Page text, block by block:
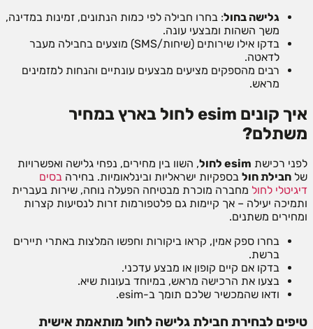
גלישה בחול: בחרו חבילה לפי כמות הנתונים, זמינות במדינה,
משך השהות ומבצעי עונה.
בדקו אילו שירותים (שיחות/SMS) מוצעים בחבילה מעבר
לדאטה.
רבים מהספקים מציעים מבצעים עונתיים והנחות למזמינים
מראש.
איך קונים esim לחול בארץ במחיר
משתלם?
לפני רכישת esim לחול
, השוו בין מחירים, נפחי גלישה ואפשרויות
של חבילת חול בספקיות ישראליות ובינלאומיות. בחירה בסים
דיגיטלי לחול מחברה מוכרת מבטיחה הפעלה נוחה, שירות בעברית
ותמיכה יעילה – אך קיימות גם פלטפורמות זרות לנסיעות קצרות
ומחירים משתנים.
בחרו ספק אמין, קראו ביקורות וחפשו המלצות באתרי תיירים
ברשת.
בדקו אם קיים קופון או מבצע עדכני.
בצעו את הרכישה מראש, במיוחד בעונות שיא.
ודאו שהמכשיר שלכם תומך ב-esim.
טיפים לבחירת חבילת גלישה לחול מותאמת אישית